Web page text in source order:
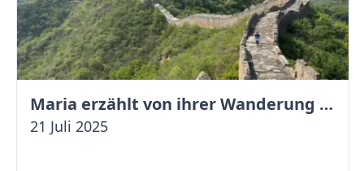
Maria erzählt von ihrer Wanderung auf der Großen Mauer
21 Juli 2025